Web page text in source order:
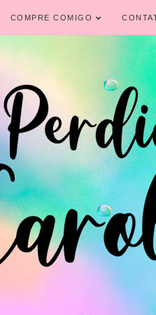
COMPRE COMIGO